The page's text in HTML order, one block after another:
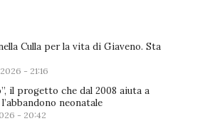
Culla per la vita di Giaveno. Sta
- 21:16
il progetto che dal 2008 aiuta a
neonatale
- 20:42